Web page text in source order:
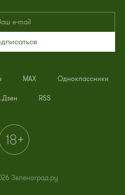
MAX Одноклассники
RSS
Зеленоград.ру